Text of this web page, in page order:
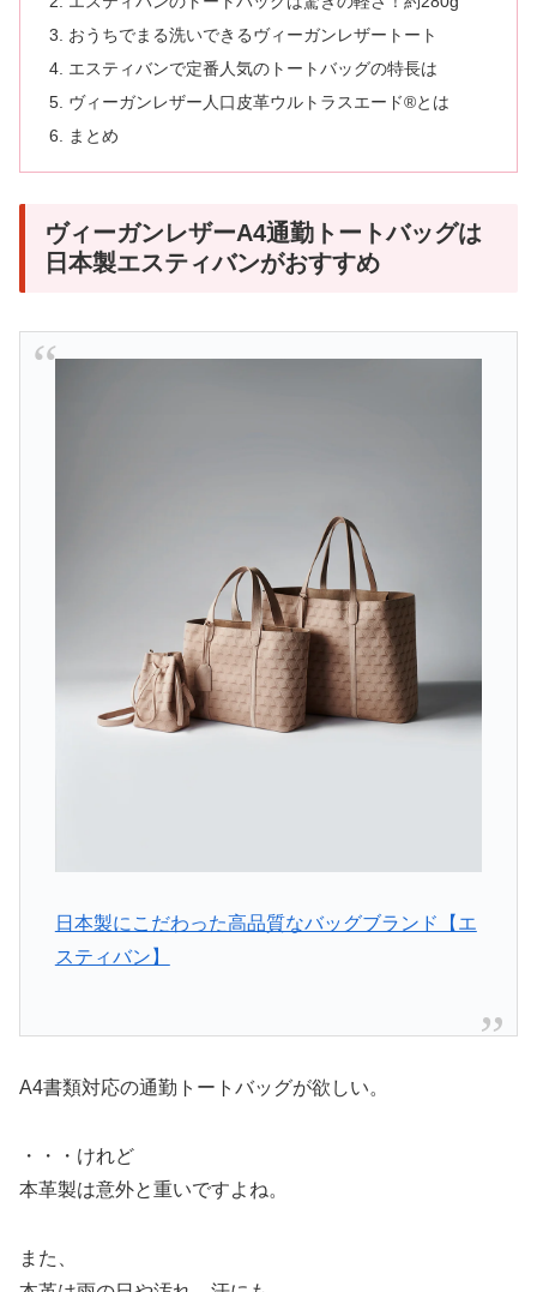
おうちでまる洗いできるヴィーガンレザートート
エスティバンで定番人気のトートバッグの特長は
ヴィーガンレザー人口皮革ウルトラスエード®とは
まとめ
ヴィーガンレザーA4通勤トートバッグは
日本製エスティバンがおすすめ
日本製にこだわった高品質なバッグブランド【エ
スティバン】
A4書類対応の通勤トートバッグが欲しい。
・・・けれど
本革製は意外と重いですよね。
また、